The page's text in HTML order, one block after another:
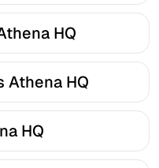
HQ
Athena HQ
HQ